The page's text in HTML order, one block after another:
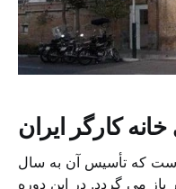
کارگر ایران
است که تأسیس آن به سال
باز می گردد. در این دوره